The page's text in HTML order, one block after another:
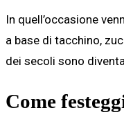
In quell’occasione
a base di tacchino,
dei secoli sono
Come